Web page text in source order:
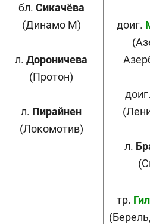
бл. Сикачёва
(Динамо М)
л. Дороничева
(Протон)
л. Пирайнен
(Локомотив)
доиг.
л.
тр.